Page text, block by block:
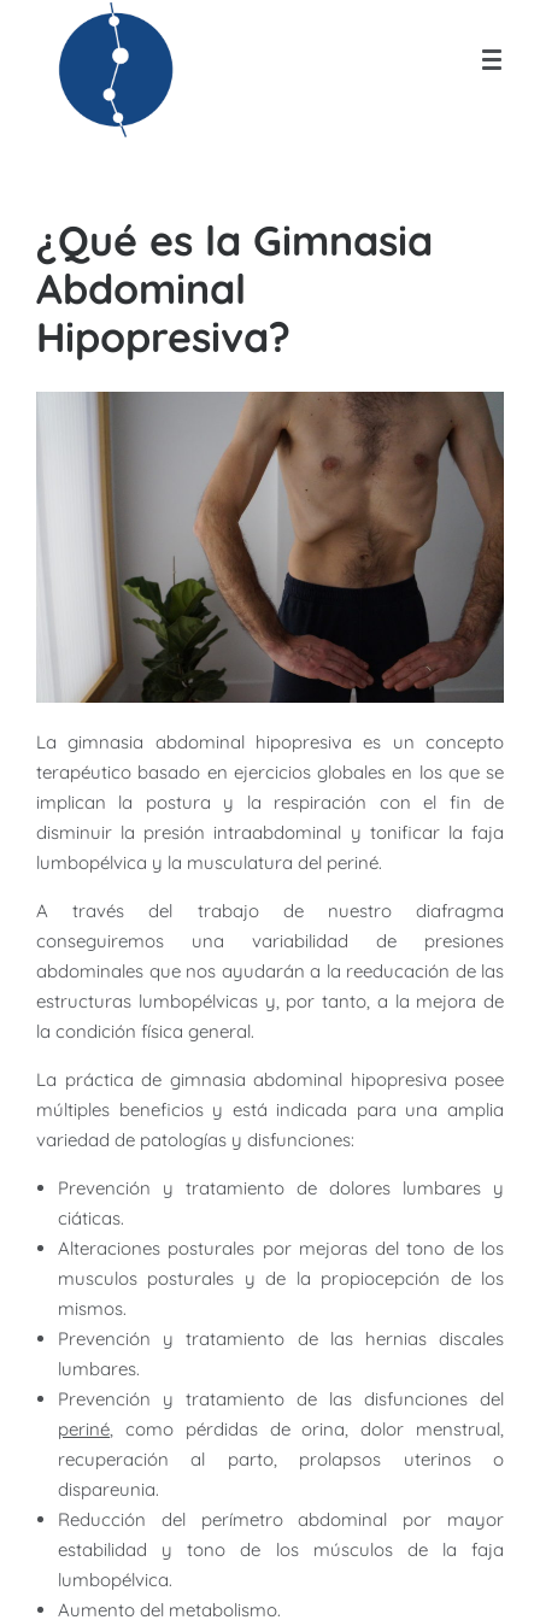
¿Qué es la Gimnasia
Abdominal
Hipopresiva?
La gimnasia abdominal hipopresiva es un concepto
terapéutico basado en ejercicios globales en los que se
implican la postura y la respiración con el fin de
disminuir la presión intraabdominal y tonificar la faja
lumbopélvica y la musculatura del periné.
A través del trabajo de nuestro diafragma
conseguiremos una variabilidad de presiones
abdominales que nos ayudarán a la reeducación de las
estructuras lumbopélvicas y, por tanto, a la mejora de
la condición física general.
La práctica de gimnasia abdominal hipopresiva posee
múltiples beneficios y está indicada para una amplia
variedad de patologías y disfunciones:
Prevención y tratamiento de dolores lumbares y
ciáticas.
Alteraciones posturales por mejoras del tono de los
musculos posturales y de la propiocepción de los
mismos.
Prevención y tratamiento de las hernias discales
lumbares.
periné, como pérdidas de orina, dolor menstrual,
recuperación al parto, prolapsos uterinos o
dispareunia.
Reducción del perímetro abdominal por mayor
estabilidad y tono de los músculos de la faja
lumbopélvica.
Aumento del metabolismo.